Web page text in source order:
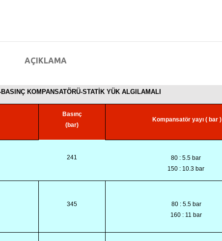
AÇIKLAMA
KOMPANSATÖRÜ-STATİK YÜK ALGILAMALI
Basınç
(bar)
Kompansatör yayı ( bar )
241
80 : 5.5 bar
150 : 10.3 bar
345
80 : 5.5 bar
160 : 11 bar